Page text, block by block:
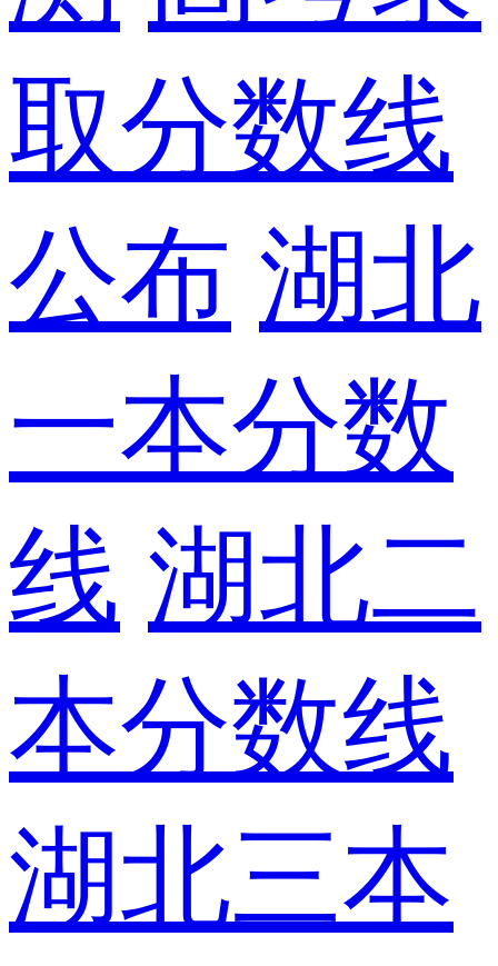
取分数线
公布 湖北
一本分数
线 湖北二
本分数线
湖北三本